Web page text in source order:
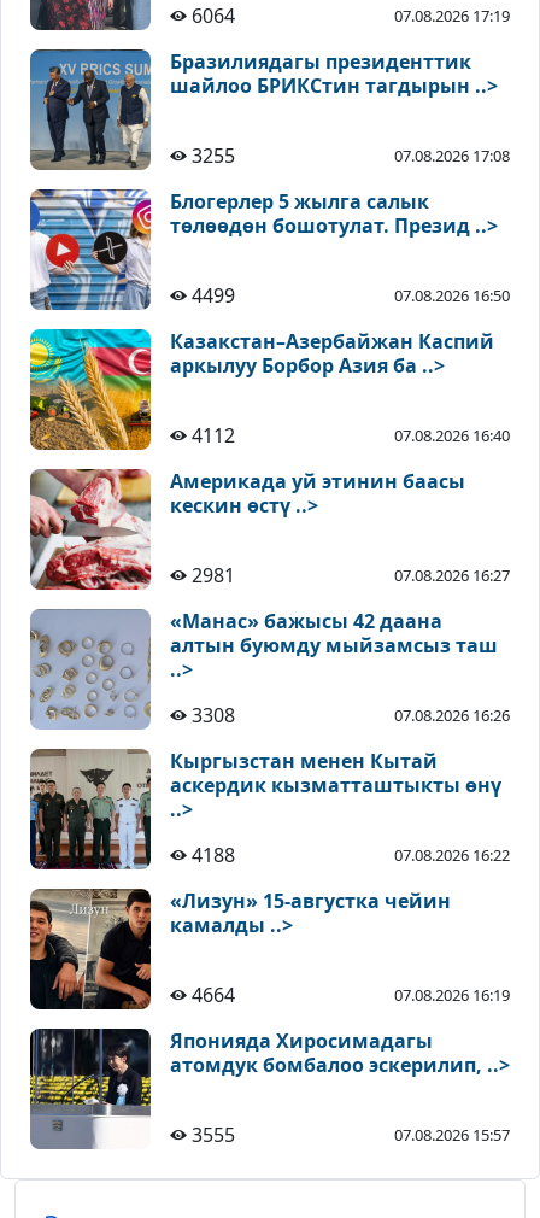
6064 07.08.2026 17:19
Бразилиядагы президенттик
шайлоо БРИКСтин тагдырын ..>
3255 07.08.2026 17:08
Блогерлер 5 жылга салык
төлөөдөн бошотулат. Презид ..>
4499 07.08.2026 16:50
Казакстан–Азербайжан Каспий
аркылуу Борбор Азия ба ..>
4112 07.08.2026 16:40
Америкада уй этинин баасы
кескин өстү ..>
2981 07.08.2026 16:27
«Манас» бажысы 42 даана
алтын буюмду мыйзамсыз таш
..>
3308
07.08.2026 16:26
Кыргызстан менен Кытай
аскердик кызматташтыкты өнү
..>
4188
07.08.2026 16:22
«Лизун» 15-августка чейин
камалды ..>
4664 07.08.2026 16:19
Японияда Хиросимадагы
атомдук бомбалоо эскерилип, ..>
3555 07.08.2026 15:57